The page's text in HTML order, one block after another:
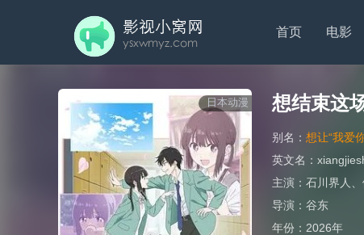
首页 电影
日本动漫 想结束这
别名： 想让“我爱
英文名：
主演： 石川界人
导演： 谷东
年份： 2026年